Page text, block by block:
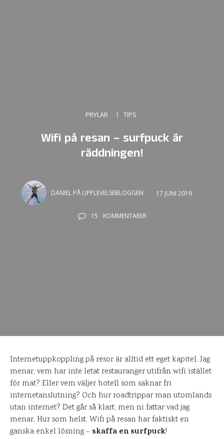
PRYLAR TIPS
Wifi på resan – surfpuck är
räddningen!
DANIEL PÅ UPPLEVELSEBLOGGEN 17 JUNI 2019
15 KOMMENTARER
Internetuppkoppling på resor är alltid ett eget kapitel. Jag
menar, vem har inte letat restauranger utifrån wifi istället
för mat? Eller vem väljer hotell som saknar fri
internetanslutning? Och hur roadtrippar man utomlands
utan internet? Det går så klart, men ni fattar vad jag
menar. Hur som helst. Wifi på resan har faktiskt en
ganska enkel lösning – skaffa en surfpuck!